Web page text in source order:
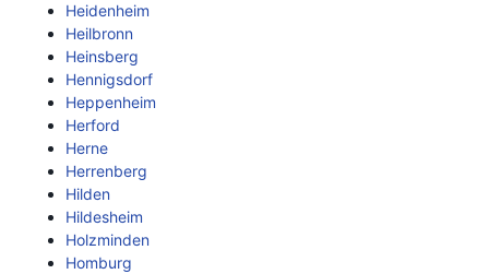
Heidenheim
Heilbronn
Heinsberg
Hennigsdorf
Heppenheim
Herford
Herne
Herrenberg
Hilden
Hildesheim
Holzminden
Homburg